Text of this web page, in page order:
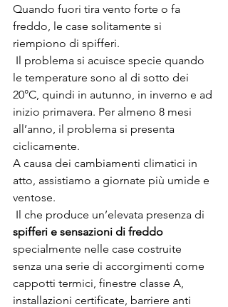
Quando fuori tira vento forte o fa
freddo, le case solitamente si
riempiono di spifferi.
le temperature sono al di sotto dei
20°C, quindi in autunno, in inverno e ad
inizio primavera. Per almeno 8 mesi
all’anno, il problema si presenta
ciclicamente.
A causa dei cambiamenti climatici in
atto, assistiamo a giornate più umide e
ventose.
Il che produce un’elevata presenza di
spifferi e sensazioni di freddo
specialmente nelle case costruite
senza una serie di accorgimenti come
cappotti termici, finestre classe A,
installazioni certificate, barriere anti